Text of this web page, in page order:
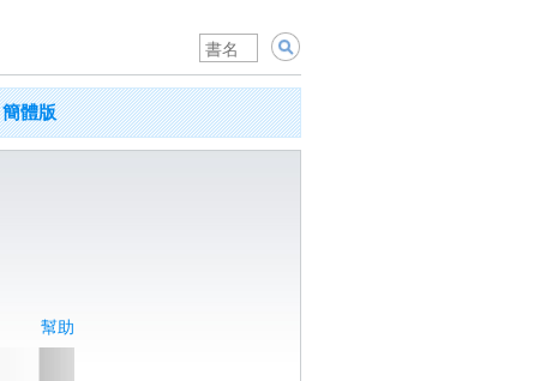
簡體版
幫助